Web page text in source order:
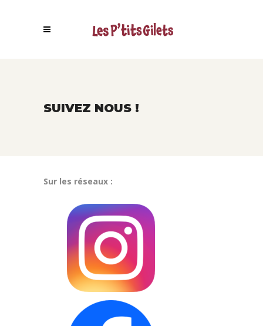
SUIVEZ NOUS !
Sur les réseaux :